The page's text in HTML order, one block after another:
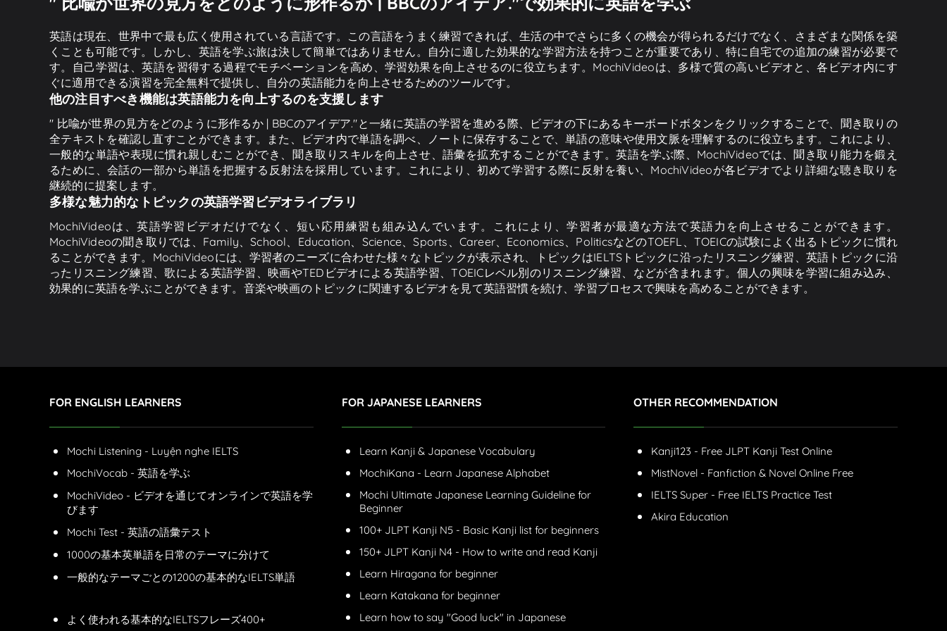
英語は現在、世界中で最も広く使用されている言語です。この言語をうまく練習できれば、生活の中でさらに多くの機会が得られるだけでなく、さまざまな関係を築
くことも可能です。しかし、英語を学ぶ旅は決して簡単ではありません。自分に適した効果的な学習方法を持つことが重要であり、特に自宅での追加の練習が必要で
す。自己学習は、英語を習得する過程でモチベーションを高め、学習効果を向上させるのに役立ちます。MochiVideoは、多様で質の高いビデオと、各ビデオ内にす
ぐに適用できる演習を完全無料で提供し、自分の英語能力を向上させるためのツールです。
他の注目すべき機能は英語能力を向上するのを支援します
" 比喩が世界の見方をどのように形作るか | BBCのアイデア."と一緒に英語の学習を進める際、ビデオの下にあるキーボードボタンをクリックすることで、聞き取りの
全テキストを確認し直すことができます。また、ビデオ内で単語を調べ、ノートに保存することで、単語の意味や使用文脈を理解するのに役立ちます。これにより、
一般的な単語や表現に慣れ親しむことができ、聞き取りスキルを向上させ、語彙を拡充することができます。英語を学ぶ際、MochiVideoでは、聞き取り能力を鍛え
るために、会話の一部から単語を把握する反射法を採用しています。これにより、初めて学習する際に反射を養い、MochiVideoが各ビデオでより詳細な聴き取りを
継続的に提案します。
多様な魅力的なトピックの英語学習ビデオライブラリ
MochiVideoは、英語学習ビデオだけでなく、短い応用練習も組み込んでいます。これにより、学習者が最適な方法で英語力を向上させることができます。
MochiVideoの聞き取りでは、Family、School、Education、Science、Sports、Career、Economics、PoliticsなどのTOEFL、TOEICの試験によく出るトピックに慣れ
ることができます。MochiVideoには、学習者のニーズに合わせた様々なトピックが表示され、トピックはIELTSトピックに沿ったリスニング練習、英語トピックに沿
ったリスニング練習、歌による英語学習、映画やTEDビデオによる英語学習、TOEICレベル別のリスニング練習、などが含まれます。個人の興味を学習に組み込み、
効果的に英語を学ぶことができます。音楽や映画のトピックに関連するビデオを見て英語習慣を続け、学習プロセスで興味を高めることができます。
FOR ENGLISH LEARNERS
Mochi Listening - Luyện nghe IELTS
MochiVocab - 英語を学ぶ
MochiVideo - ビデオを通じてオンラインで英語を学
びます
Mochi Test - 英語の語彙テスト
1000の基本英単語を日常のテーマに分けて
一般的なテーマごとの1200の基本的なIELTS単語
よく使われる基本的なIELTSフレーズ400+
FOR JAPANESE LEARNERS
Learn Kanji & Japanese Vocabulary
MochiKana - Learn Japanese Alphabet
Mochi Ultimate Japanese Learning Guideline for
Beginner
100+ JLPT Kanji N5 - Basic Kanji list for beginners
150+ JLPT Kanji N4 - How to write and read Kanji
Learn Hiragana for beginner
Learn Katakana for beginner
Learn how to say "Good luck" in Japanese
OTHER RECOMMENDATION
Kanji123 - Free JLPT Kanji Test Online
MistNovel - Fanfiction & Novel Online Free
IELTS Super - Free IELTS Practice Test
Akira Education